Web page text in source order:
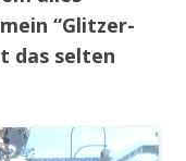
“Glitzer-
das selten